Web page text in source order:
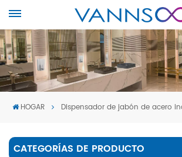
HOGAR Dispensador de jabón de acero
CATEGORÍAS DE PRODUCTO